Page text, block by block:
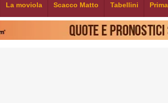
La moviola Scacco Matto Tabellini